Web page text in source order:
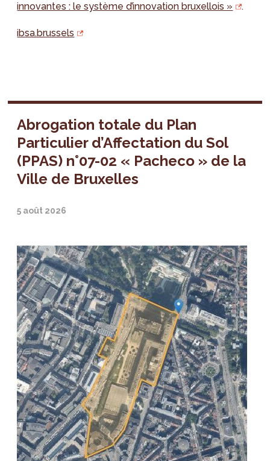
innovantes : le système d’innovation bruxellois »
.
ibsa.brussels
Abrogation totale du Plan
Particulier d’Affectation du Sol
(PPAS) n°07-02 « Pacheco » de la
Ville de Bruxelles
5 août 2026